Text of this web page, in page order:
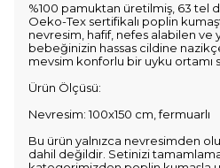
%100 pamuktan üretilmiş, 63 tel
Oeko-Tex sertifikalı poplin
nevresim, hafif, nefes alabilen ve
bebeğinizin hassas cildine
mevsim konforlu bir uyku ortamı
Ürün Ölçüsü:
Nevresim: 100x150 cm, fermuarlı
Bu ürün yalnızca nevresimden
dahil değildir. Setinizi